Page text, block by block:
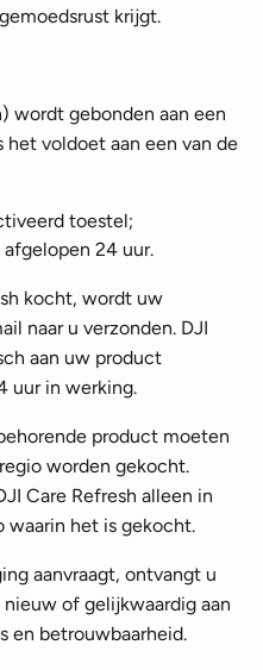
krijgt.
wordt gebonden aan een
voldoet aan een van de
toestel;
24 uur.
kocht, wordt uw
naar u verzonden. DJI
aan uw product
uur in werking.
product moeten
worden gekocht.
Care Refresh alleen in
waarin het is gekocht.
aanvraagt, ontvangt u
of gelijkwaardig aan
en betrouwbaarheid.